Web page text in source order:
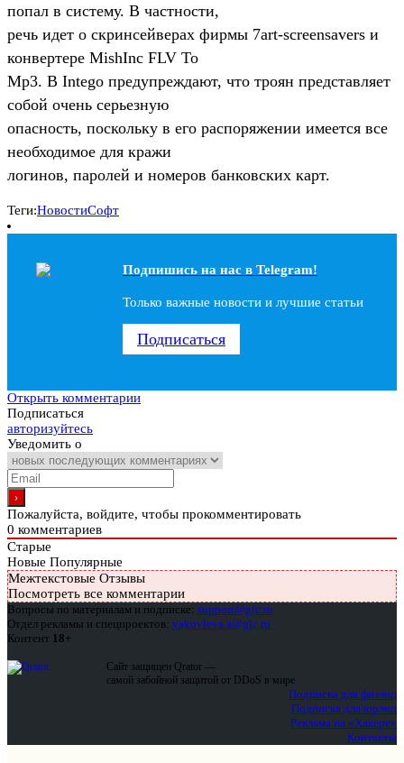
попал в систему. В частности,
речь идет о скринсейверах фирмы 7art-screensavers и
конвертере MishInc FLV To
Mp3. В Intego предупреждают, что троян представляет
собой очень серьезную
опасность, поскольку в его распоряжении имеется все
необходимое для кражи
логинов, паролей и номеров банковских карт.
Теги:НовостиСофт
Подпишись на наc в Telegram!
Только важные новости и лучшие статьи
Подписаться
Открыть комментарии
Подписаться
авторизуйтесь
Уведомить о
Пожалуйста, войдите, чтобы прокомментировать
0 комментариев
Старые
Новые Популярные
Межтекстовые Отзывы
Посмотреть все комментарии
Вопросы по материалам и подписке: support@glc.ru
Отдел рекламы и спецпроектов: yakovleva.a@glc.ru
Контент 18+
Сайт защищен Qrator —
самой забойной защитой от DDoS в мире
Подписка для физлиц
Подписка для юрлиц
Реклама на «Хакере»
Контакты